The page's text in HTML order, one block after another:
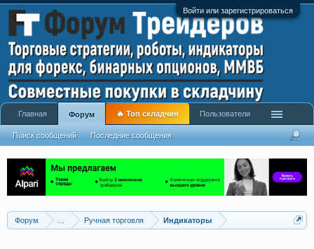
Войти или зарегистрироваться
Форум Ручная торговля Индикаторы
Главная Форум
Поиск сообщений Последние сообщения
🔥 Топ складчин Пользователи